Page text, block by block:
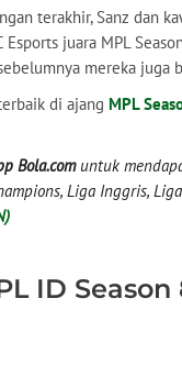
terakhir, Sanz dan
juara MPL
mereka juga
di ajang MPL
Bola.comuntuk
Liga Inggris,
ID Season